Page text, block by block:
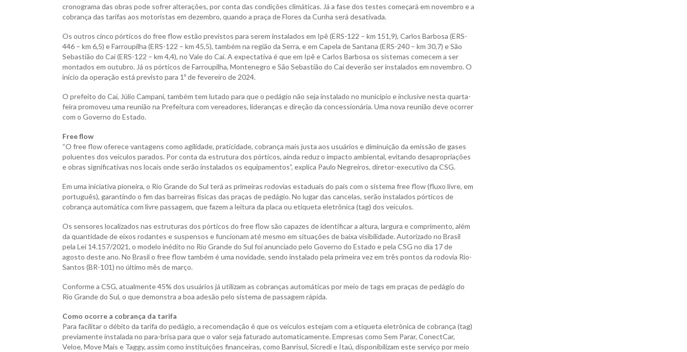
cronograma das obras pode sofrer alterações, por conta das condições climáticas. Já a fase dos testes começará em novembro e a
cobrança das tarifas aos motoristas em dezembro, quando a praça de Flores da Cunha será desativada.
Os outros cinco pórticos do free flow estão previstos para serem instalados em Ipê (ERS-122 – km 151,9), Carlos Barbosa (ERS-
446 – km 6,5) e Farroupilha (ERS-122 – km 45,5), também na região da Serra, e em Capela de Santana (ERS-240 – km 30,7) e São
Sebastião do Caí (ERS-122 – km 4,4), no Vale do Caí. A expectativa é que em Ipê e Carlos Barbosa os sistemas comecem a ser
montados em outubro. Já os pórticos de Farroupilha, Montenegro e São Sebastião do Caí deverão ser instalados em novembro. O
início da operação está previsto para 1º de fevereiro de 2024.
O prefeito do Caí, Júlio Campani, também tem lutado para que o pedágio não seja instalado no município e inclusive nesta quarta-
feira promoveu uma reunião na Prefeitura com vereadores, lideranças e direção da concessionária. Uma nova reunião deve ocorrer
com o Governo do Estado.
Free flow
“O free flow oferece vantagens como agilidade, praticidade, cobrança mais justa aos usuários e diminuição da emissão de gases
poluentes dos veículos parados. Por conta da estrutura dos pórticos, ainda reduz o impacto ambiental, evitando desapropriações
e obras significativas nos locais onde serão instalados os equipamentos”, explica Paulo Negreiros, diretor-executivo da CSG.
Em uma iniciativa pioneira, o Rio Grande do Sul terá as primeiras rodovias estaduais do país com o sistema free flow (fluxo livre, em
português), garantindo o fim das barreiras físicas das praças de pedágio. No lugar das cancelas, serão instalados pórticos de
cobrança automática com livre passagem, que fazem a leitura da placa ou etiqueta eletrônica (tag) dos veículos.
Os sensores localizados nas estruturas dos pórticos do free flow são capazes de identificar a altura, largura e comprimento, além
da quantidade de eixos rodantes e suspensos e funcionam até mesmo em situações de baixa visibilidade. Autorizado no Brasil
pela Lei 14.157/2021, o modelo inédito no Rio Grande do Sul foi anunciado pelo Governo do Estado e pela CSG no dia 17 de
agosto deste ano. No Brasil o free flow também é uma novidade, sendo instalado pela primeira vez em três pontos da rodovia Rio-
Santos (BR-101) no último mês de março.
Conforme a CSG, atualmente 45% dos usuários já utilizam as cobranças automáticas por meio de tags em praças de pedágio do
Rio Grande do Sul, o que demonstra a boa adesão pelo sistema de passagem rápida.
Como ocorre a cobrança da tarifa
Para facilitar o débito da tarifa do pedágio, a recomendação é que os veículos estejam com a etiqueta eletrônica de cobrança (tag)
previamente instalada no para-brisa para que o valor seja faturado automaticamente. Empresas como Sem Parar, ConectCar,
Veloe, Move Mais e Taggy, assim como instituições financeiras, como Banrisul, Sicredi e Itaú, disponibilizam este serviço por meio